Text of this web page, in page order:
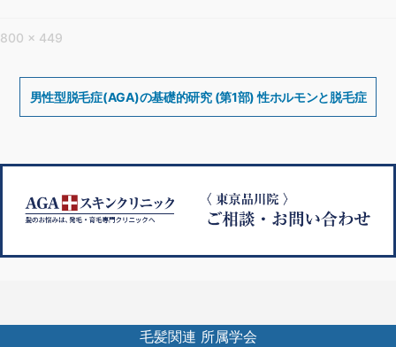
フ
800 × 449
シ
男性型脱毛症(AGA)の基礎的研究 (第1部) 性ホルモンと脱毛症
毛髪関連 所属学会